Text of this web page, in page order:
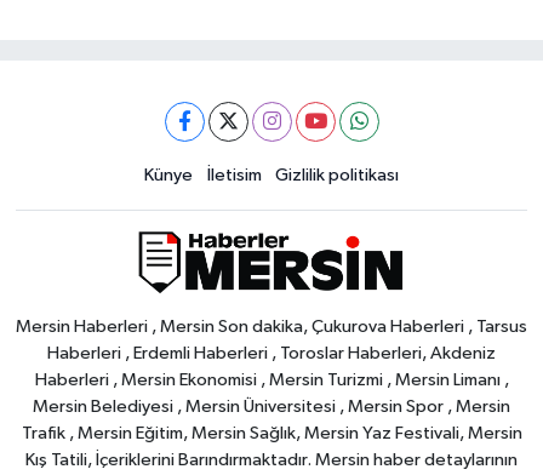
Künye İletisim Gizlilik politikası
Mersin Haberleri , Mersin Son dakika, Çukurova Haberleri , Tarsus
Haberleri , Erdemli Haberleri , Toroslar Haberleri, Akdeniz
Haberleri , Mersin Ekonomisi , Mersin Turizmi , Mersin Limanı ,
Mersin Belediyesi , Mersin Üniversitesi , Mersin Spor , Mersin
Trafik , Mersin Eğitim, Mersin Sağlık, Mersin Yaz Festivali, Mersin
Kış Tatili, İçeriklerini Barındırmaktadır. Mersin haber detaylarının